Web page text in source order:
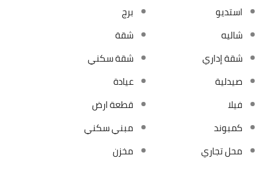
استديو
برج
شاليه
شقة
شقة إداري
شقة سكني
صيدلية
عيادة
فيلا
قطعة ارض
كمبوند
مبني سكني
محل تجاري
مخزن